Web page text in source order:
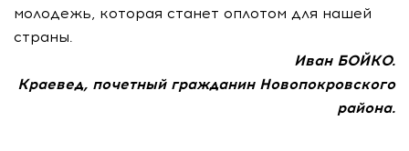
молодежь, которая станет оплотом для нашей
страны.
Иван БОЙКО.
Краевед, почетный гражданин Новопокровского
района.